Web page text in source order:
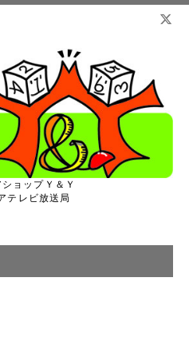
ョップＹ＆Ｙ
テレビ放送局